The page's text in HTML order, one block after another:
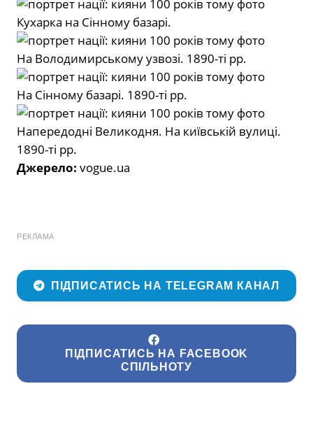
Кухарка на Сінному базарі.
На Володимирському узвозі. 1890-ті рр.
На Сінному базарі. 1890-ті рр.
Напередодні Великодня. На київській вулиці.
1890-ті рр.
Джерело: vogue.ua
РЕКЛАМА
ПІДПИСАТИСЬ НА TELEGRAM КАНАЛ
ПІДПИСАТИСЬ НА FACEBOOK
СПІЛЬНОТУ